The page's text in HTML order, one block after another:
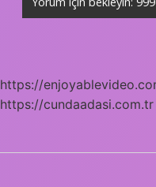
https://
https://cundaadasi.com.tr